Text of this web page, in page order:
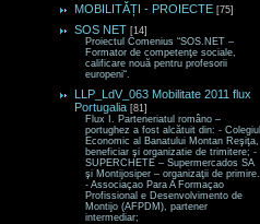
MOBILITĂȚI - PROIECTE [75]
SOS NET [14]
Proiectul Comenius “SOS.NET –
Formator de competenţe sociale,
calificare nouă pentru profesorii
europeni“.
LLP_LdV_063 Mobilitate 2011 flux
Portugalia [81]
Flux I. Parteneriatul româno –
portughez a fost alcătuit din: - Colegiul
Economic al Banatului Montan Reşiţa,
beneficiar şi organizatie de trimitere; -
SUPERCHETE – Supermercados SA
şi Montijosiper – organizaţii de primire.
- Associaçao Para A Formaçao
Profissional e Desenvolvimento de
Montijo (AFPDM), partener
intermediar;